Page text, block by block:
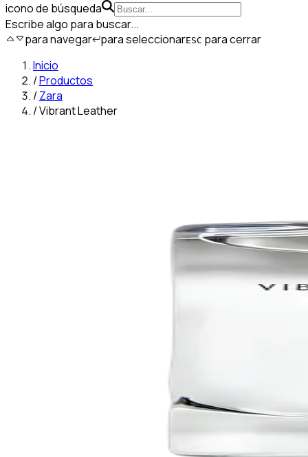
icono de búsqueda
Escribe algo para buscar...
para navegar para seleccionarESC para cerrar
Inicio
/Productos
/Zara
/Vibrant Leather